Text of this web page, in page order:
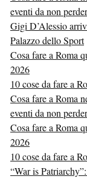
eventi da non
Gigi D’Alessio
Palazzo dello Sport
Cosa fare a Roma
2026
10 cose da fare a
Cosa fare a Roma
eventi da non
Cosa fare a Roma
2026
10 cose da fare a
“War is